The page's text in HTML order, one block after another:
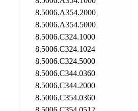
8.5006.A354.2000
8.5006.A354.5000
8.5006.C324.1000
8.5006.C324.1024
8.5006.C324.5000
8.5006.C344.0360
8.5006.C344.2000
8.5006.C354.0360